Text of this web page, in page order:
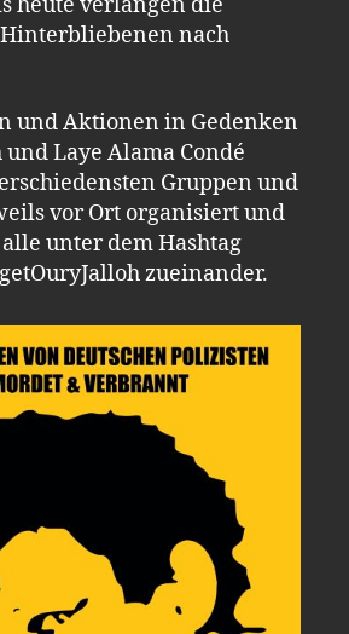
nach
und Aktionen in Gedenken
und Laye Alama Condé
Gruppen und
vor Ort organisiert und
unter dem Hashtag
zueinander.